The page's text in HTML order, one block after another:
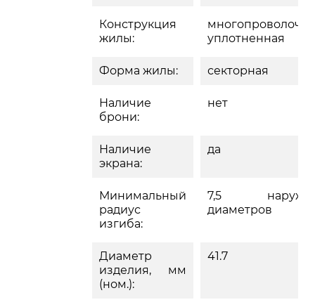
Конструкция
жилы:
уплотненная
Форма жилы: секторная
Наличие
брони:
нет
Наличие
экрана:
да
Минимальный
радиус
изгиба:
7,5
диаметров
Диаметр
изделия, мм
(ном.):
41.7